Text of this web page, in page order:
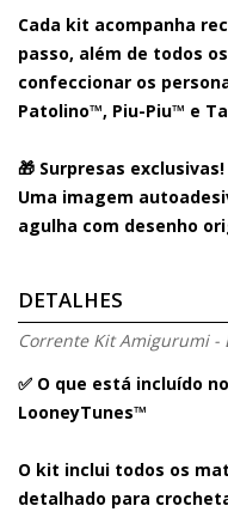
Cada kit acompanha
passo, além de todos
confeccionar os
Patolino™, Piu-Piu™ e
🎁 Surpresas exclusivas!
Uma imagem
agulha com desenho
DETALHES
Corrente Kit Amigurumi -
✅ O que está incluído
LooneyTunes™
O kit inclui todos os
detalhado para